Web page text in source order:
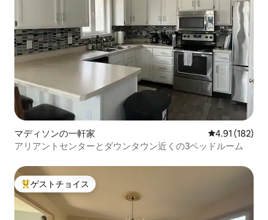
マディソンの一軒家 レビュー182
4.91 (182)
アリアントセンターとダウンタウン近くの3ベッドルーム
大好評のゲストチョイスです。
ゲストチョイス